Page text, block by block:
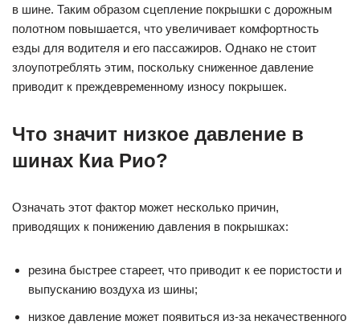
в шине. Таким образом сцепление покрышки с дорожным
полотном повышается, что увеличивает комфортность
езды для водителя и его пассажиров. Однако не стоит
злоупотреблять этим, поскольку сниженное давление
приводит к преждевременному износу покрышек.
Что значит низкое давление в
шинах Киа Рио?
Означать этот фактор может несколько причин,
приводящих к понижению давления в покрышках:
резина быстрее стареет, что приводит к ее пористости и
выпусканию воздуха из шины;
низкое давление может появиться из-за некачественного